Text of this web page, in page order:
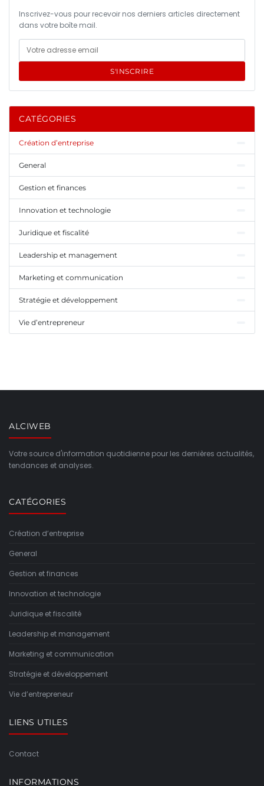
Inscrivez-vous pour recevoir nos derniers articles directement
dans votre boîte mail.
S'INSCRIRE
CATÉGORIES
Création d’entreprise
General
Gestion et finances
Innovation et technologie
Juridique et fiscalité
Leadership et management
Marketing et communication
Stratégie et développement
Vie d’entrepreneur
ALCIWEB
Votre source d'information quotidienne pour les dernières actualités,
tendances et analyses.
CATÉGORIES
Création d’entreprise
General
Gestion et finances
Innovation et technologie
Juridique et fiscalité
Leadership et management
Marketing et communication
Stratégie et développement
Vie d’entrepreneur
LIENS UTILES
Contact
INFORMATIONS